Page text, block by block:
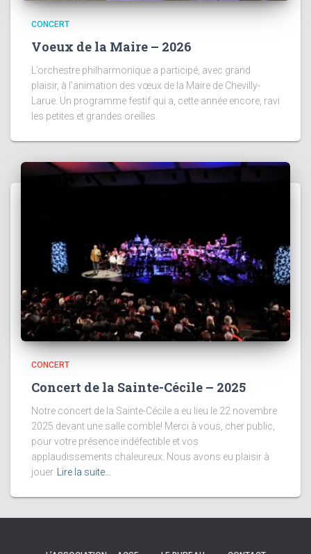
CONCERT
Voeux de la Maire – 2026
L’orchestre philharmonique a participé, avec grand
plaisir, à l’animation des vœux de la Maire de Chevilly-
Larue. Un programme festif qui a, cette année encore, ravi
les petites et grandes oreilles.
CONCERT
Concert de la Sainte-Cécile – 2025
Notre concert de la Sainte-Cécile a eu lieu le 22 novembre
2025 devant une salle comble! Merci à vous, cher public,
pour votre présence indéfectible et vos
applaudissements chaleureux. Nous avons eu plaisir à
jouer Lire la suite…